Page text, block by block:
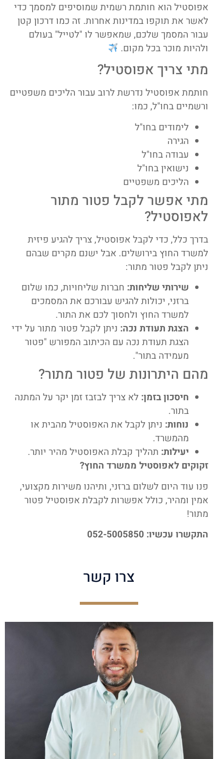
אפוסטיל הוא חותמת רשמית שמוסיפים למסמך כדי
לאשר את תוקפו במדינות אחרות. זה כמו דרכון קטן
עבור המסמך שלכם, שמאפשר לו "לטייל" בעולם
ולהיות מוכר בכל מקום.
מתי צריך אפוסטיל?
חותמת אפוסטיל נדרשת לרוב עבור הליכים משפטיים
ורשמיים בחו"ל, כמו:
לימודים בחו"ל
הגירה
עבודה בחו"ל
נישואין בחו"ל
הליכים משפטיים
מתי אפשר לקבל פטור מתור
לאפוסטיל?
בדרך כלל, כדי לקבל אפוסטיל, צריך להגיע פיזית
למשרד החוץ בירושלים. אבל ישנם מקרים שבהם
ניתן לקבל פטור מתור:
שירותי שליחות: חברות שליחויות, כמו שלום
ברזני, יכולות להגיש עבורכם את המסמכים
למשרד החוץ ולחסוך לכם את התור.
הצגת תעודת נכה: ניתן לקבל פטור מתור על ידי
הצגת תעודת נכה עם הכיתוב המפורש "פטור
מעמידה בתור".
מהם היתרונות של פטור מתור?
חיסכון בזמן: לא צריך לבזבז זמן יקר על המתנה
בתור.
נוחות: ניתן לקבל את האפוסטיל מהבית או
מהמשרד.
יעילות: תהליך קבלת האפוסטיל מהיר יותר.
זקוקים לאפוסטיל ממשרד החוץ?
פנו עוד היום לשלום ברזני, ותיהנו משירות מקצועי,
אמין ומהיר, כולל אפשרות לקבלת אפוסטיל פטור
מתור!
התקשרו עכשיו: 052-5005850
צרו קשר